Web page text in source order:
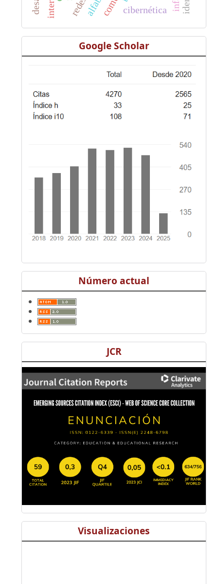
cibernética
Google Scholar
Número actual
JCR
Visualizaciones